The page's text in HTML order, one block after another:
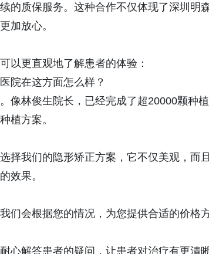
的质保服务。这种合作不仅体现了深圳明
加放心。
更直观地了解患者的体验：
院在这方面怎么样？
林俊生院长，已经完成了超20000颗种植
植方案。
我们的隐形矫正方案，它不仅美观，而且
效果。
会根据您的情况，为您提供合适的价格
解答患者的疑问，让患者对治疗有更清